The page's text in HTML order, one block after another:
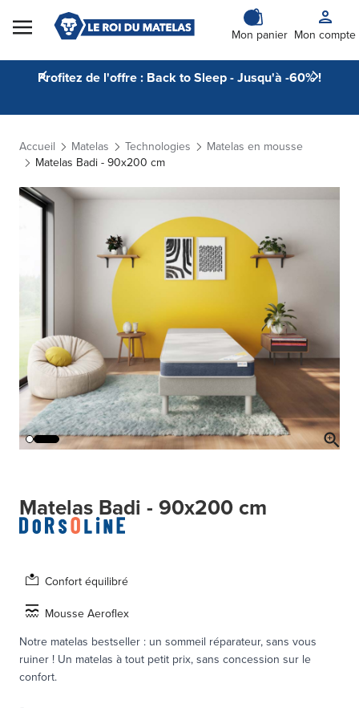
Skip to Content
Mon panier Mon compte
Profitez de l'offre : Back to Sleep - Jusqu'à -60% !
Accueil Matelas Technologies
Matelas en mousse
Matelas Badi - 90x200 cm
Matelas Badi - 90x200 cm
Confort équilibré
Mousse Aeroflex
Notre matelas bestseller : un sommeil réparateur, sans vous
ruiner ! Un matelas à tout petit prix, sans concession sur le
confort.